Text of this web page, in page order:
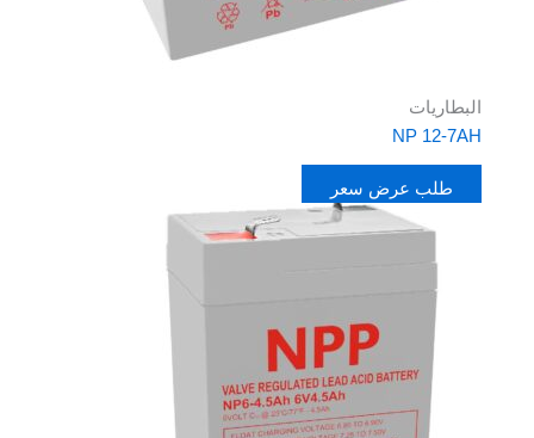
البطاريات
NP 12-7AH
طلب عرض سعر